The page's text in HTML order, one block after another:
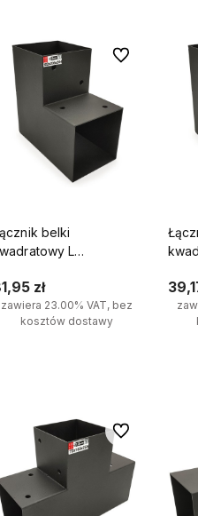
belki
L
2 końce
zł
zawiera 23.00% VAT, bez
kosztów dostawy
Do ulubionych
Do ulubionych